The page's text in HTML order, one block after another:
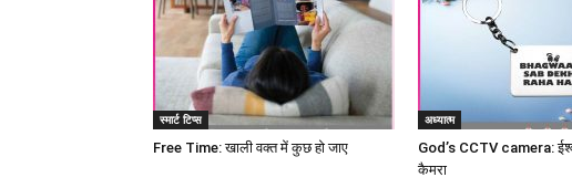
स्मार्ट टिप्स
Free Time: खाली वक्त में कुछ हो जाए
अध्यात्म
God’s CCTV camera:
कैमरा